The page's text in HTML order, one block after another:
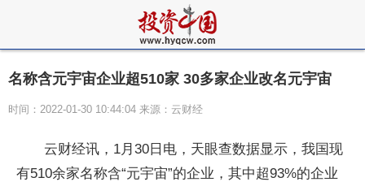
名称含元宇宙企业超510家 30多家企业改名元宇宙
时间：2022-01-30 10:44:04 来源：云财经
云财经讯，1月30日电，天眼查数据显示，我国现
有510余家名称含“元宇宙”的企业，其中超93%的企业